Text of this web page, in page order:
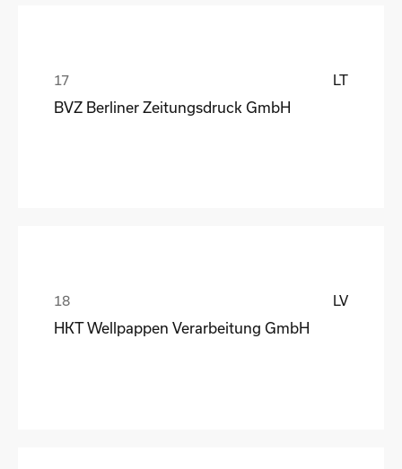
LT
BVZ Berliner Zeitungsdruck GmbH
LV
HKT Wellpappen Verarbeitung GmbH